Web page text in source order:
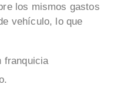
los mismos gastos
vehículo, lo que
franquicia